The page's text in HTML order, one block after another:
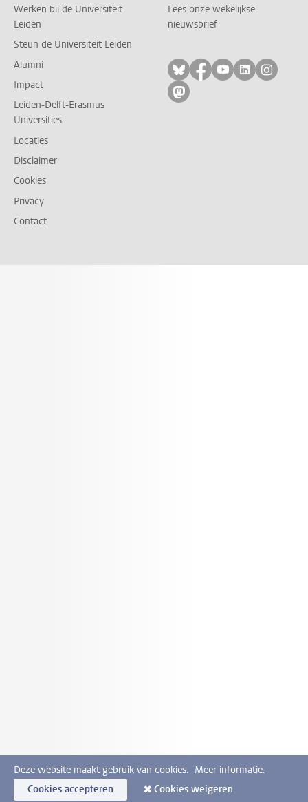
Werken bij de Universiteit
Leiden
Steun de Universiteit Leiden
Alumni
Impact
Leiden-Delft-Erasmus
Universities
Locaties
Disclaimer
Cookies
Privacy
Contact
Lees onze wekelijkse
nieuwsbrief
Volg ons op bluesky
Volg ons op
Volg ons op
Volg ons
Volg
Volg ons op mastodon
Deze website maakt gebruik van cookies. Meer informatie.
Cookies accepteren
Cookies weigeren